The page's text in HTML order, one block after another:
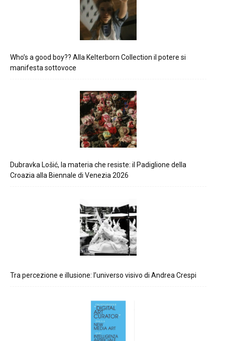
Who’s a good boy?? Alla Kelterborn Collection il potere si
manifesta sottovoce
Dubravka Lošić, la materia che resiste: il Padiglione della
Croazia alla Biennale di Venezia 2026
Tra percezione e illusione: l’universo visivo di Andrea Crespi